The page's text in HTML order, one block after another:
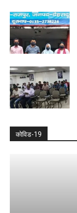
कोविड-19